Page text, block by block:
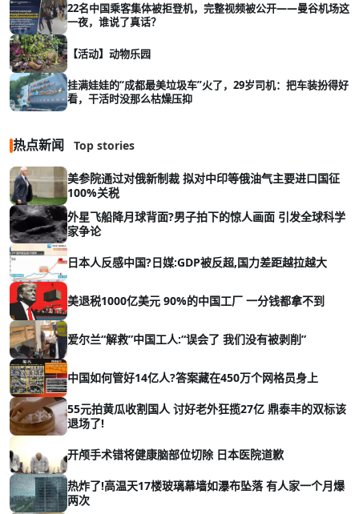
22名中国乘客集体被拒登机，完整视频被公开——曼谷机场这
一夜，谁说了真话？
【活动】动物乐园
挂满娃娃的“成都最美垃圾车”火了，29岁司机：把车装扮得好
看，干活时没那么枯燥压抑
热点新闻 Top stories
美参院通过对俄新制裁 拟对中印等俄油气主要进口国征
100%关税
外星飞船降月球背面?男子拍下的惊人画面 引发全球科学
家争论
日本人反感中国?日媒:GDP被反超,国力差距越拉越大
美退税1000亿美元 90%的中国工厂 一分钱都拿不到
爱尔兰“解救”中国工人:“误会了 我们没有被剥削”
中国如何管好14亿人?答案藏在450万个网格员身上
55元拍黄瓜收割国人 讨好老外狂揽27亿 鼎泰丰的双标该
退场了!
开颅手术错将健康脑部位切除 日本医院道歉
热炸了!高温天17楼玻璃幕墙如瀑布坠落 有人家一个月爆
两次